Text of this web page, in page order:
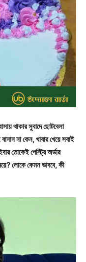
থাকার সুবাদে ছোটবেলা
না কেন, খাবার খেয়ে সবাই
তোকেই পেস্ট্রি অর্ডার
লোকে কেমন ভাববে, কী